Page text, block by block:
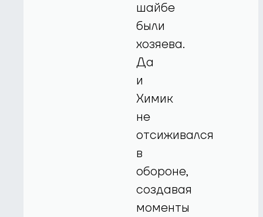
шайбе
были
хозяева.
Да
и
Химик
не
отсиживался
в
обороне,
создавая
моменты